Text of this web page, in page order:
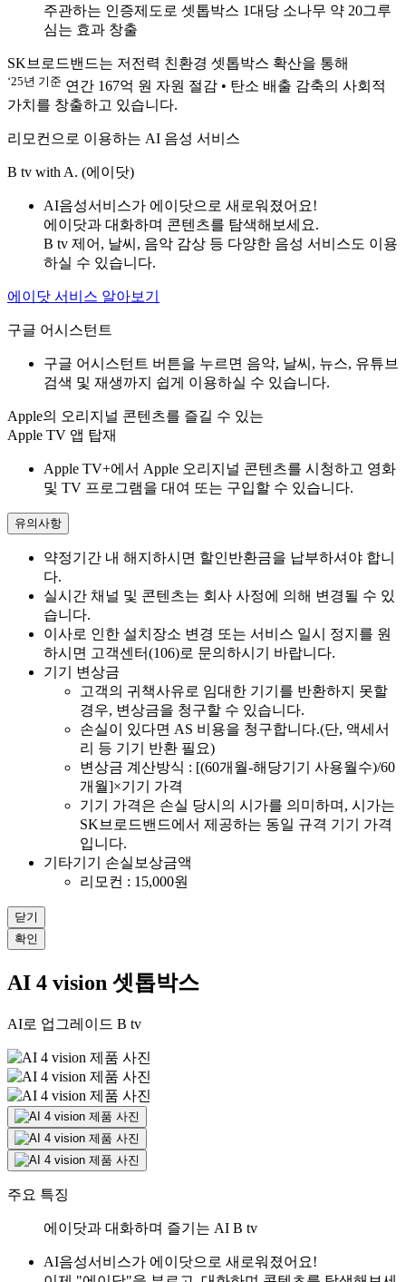
주관하는 인증제도로 셋톱박스 1대당 소나무 약 20그루
심는 효과 창출
SK브로드밴드는 저전력 친환경 셋톱박스 확산을 통해
‘25년 기준 연간 167억 원 자원 절감 • 탄소 배출 감축의 사회적
가치를 창출하고 있습니다.
리모컨으로 이용하는 AI 음성 서비스
B tv with A. (에이닷)
AI음성서비스가 에이닷으로 새로워졌어요!
에이닷과 대화하며 콘텐츠를 탐색해보세요.
B tv 제어, 날씨, 음악 감상 등 다양한 음성 서비스도 이용
하실 수 있습니다.
에이닷 서비스 알아보기
구글 어시스턴트
구글 어시스턴트 버튼을 누르면 음악, 날씨, 뉴스, 유튜브
검색 및 재생까지 쉽게 이용하실 수 있습니다.
Apple의 오리지널 콘텐츠를 즐길 수 있는
Apple TV 앱 탑재
Apple TV+에서 Apple 오리지널 콘텐츠를 시청하고 영화
및 TV 프로그램을 대여 또는 구입할 수 있습니다.
유의사항
약정기간 내 해지하시면 할인반환금을 납부하셔야 합니
다.
실시간 채널 및 콘텐츠는 회사 사정에 의해 변경될 수 있
습니다.
이사로 인한 설치장소 변경 또는 서비스 일시 정지를 원
하시면 고객센터(106)로 문의하시기 바랍니다.
기기 변상금
고객의 귀책사유로 임대한 기기를 반환하지 못할
경우, 변상금을 청구할 수 있습니다.
손실이 있다면 AS 비용을 청구합니다.(단, 액세서
리 등 기기 반환 필요)
변상금 계산방식 : [(60개월-해당기기 사용월수)/60
개월]×기기 가격
기기 가격은 손실 당시의 시가를 의미하며, 시가는
SK브로드밴드에서 제공하는 동일 규격 기기 가격
입니다.
기타기기 손실보상금액
리모컨 : 15,000원
닫기
확인
AI 4 vision 셋톱박스
AI로 업그레이드 B tv​
주요 특징
에이닷과 대화하며 즐기는 AI B tv
AI음성서비스가 에이닷으로 새로워졌어요!